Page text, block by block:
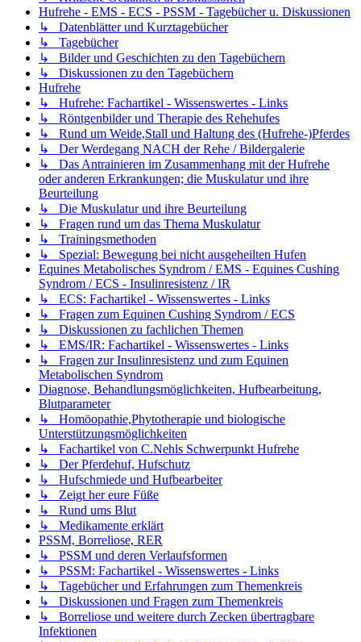
Hufrehe - EMS - ECS - PSSM - Tagebücher u. Diskussionen
↳ Datenblätter und Kurztagebücher
↳ Tagebücher
↳ Bilder und Geschichten zu den Tagebüchern
↳ Diskussionen zu den Tagebüchern
Hufrehe
↳ Hufrehe: Fachartikel - Wissenswertes - Links
↳ Röntgenbilder und Therapie des Rehehufes
↳ Rund um Weide,Stall und Haltung des (Hufrehe-)Pferdes
↳ Der Werdegang NACH der Rehe / Bildergalerie
↳ Das Antrainieren im Zusammenhang mit der Hufrehe
oder anderen Erkrankungen; die Muskulatur und ihre
Beurteilung
↳ Die Muskulatur und ihre Beurteilung
↳ Fragen rund um das Thema Muskulatur
↳ Trainingsmethoden
↳ Spezial: Bewegung bei nicht ausgeheilten Hufen
Equines Metabolisches Syndrom / EMS - Equines Cushing
Syndrom / ECS - Insulinresistenz / IR
↳ ECS: Fachartikel - Wissenswertes - Links
↳ Fragen zum Equinen Cushing Syndrom / ECS
↳ Diskussionen zu fachlichen Themen
↳ EMS/IR: Fachartikel - Wissenswertes - Links
↳ Fragen zur Insulinresistenz und zum Equinen
Metabolischen Syndrom
Diagnose, Behandlungsmöglichkeiten, Hufbearbeitung,
Blutparameter
↳ Homöopathie,Phytotherapie und biologische
Unterstützungsmöglichkeiten
↳ Fachartikel von C.Nehls Schwerpunkt Hufrehe
↳ Der Pferdehuf, Hufschutz
↳ Hufschmiede und Hufbearbeiter
↳ Zeigt her eure Füße
↳ Rund ums Blut
↳ Medikamente erklärt
PSSM, Borreliose, RER
↳ PSSM und deren Verlaufsformen
↳ PSSM: Fachartikel - Wissenswertes - Links
↳ Tagebücher und Erfahrungen zum Themenkreis
↳ Diskussionen und Fragen zum Themenkreis
↳ Borreliose und weitere durch Zecken übertragbare
Infektionen